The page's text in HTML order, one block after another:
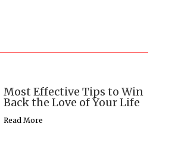
Most Effective Tips to Win
Back the Love of Your Life
Read More